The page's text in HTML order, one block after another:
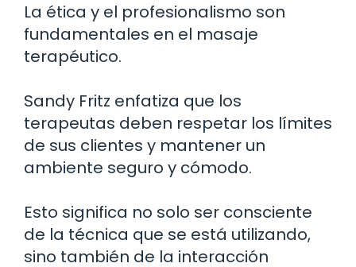
La ética y el profesionalismo son
fundamentales en el masaje
terapéutico.
Sandy Fritz enfatiza que los
terapeutas deben respetar los límites
de sus clientes y mantener un
ambiente seguro y cómodo.
Esto significa no solo ser consciente
de la técnica que se está utilizando,
sino también de la interacción